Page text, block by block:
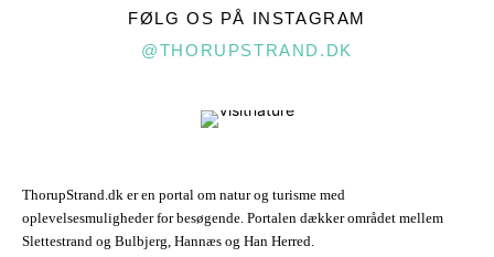
FØLG OS PÅ INSTAGRAM
@THORUPSTRAND.DK
ThorupStrand.dk er en portal om natur og turisme med
oplevelsesmuligheder for besøgende. Portalen dækker området mellem
Slettestrand og Bulbjerg, Hannæs og Han Herred.